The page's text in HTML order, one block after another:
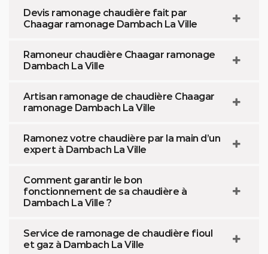
Devis ramonage chaudière fait par
Chaagar ramonage Dambach La Ville
Ramoneur chaudière Chaagar ramonage
Dambach La Ville
Artisan ramonage de chaudière Chaagar
ramonage Dambach La Ville
Ramonez votre chaudière par la main d’un
expert à Dambach La Ville
Comment garantir le bon
fonctionnement de sa chaudière à
Dambach La Ville ?
Service de ramonage de chaudière fioul
et gaz à Dambach La Ville